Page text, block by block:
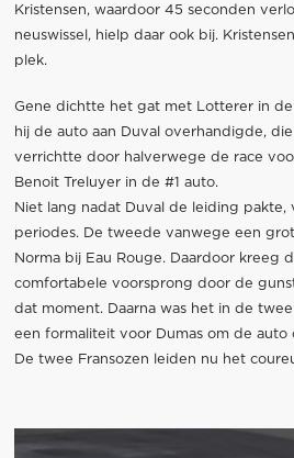
Kristensen, waardoor 45 seconden
neuswissel, hielp daar ook bij.
plek.
Gene dichtte het gat met Lotterer in
hij de auto aan Duval overhandigde,
verrichtte door halverwege de race
Benoit Treluyer in de #1 auto.
Niet lang nadat Duval de leiding
periodes. De tweede vanwege een
Norma bij Eau Rouge. Daardoor kreeg
comfortabele voorsprong door de
dat moment. Daarna was het in de
een formaliteit voor Dumas om de
De twee Fransozen leiden nu het